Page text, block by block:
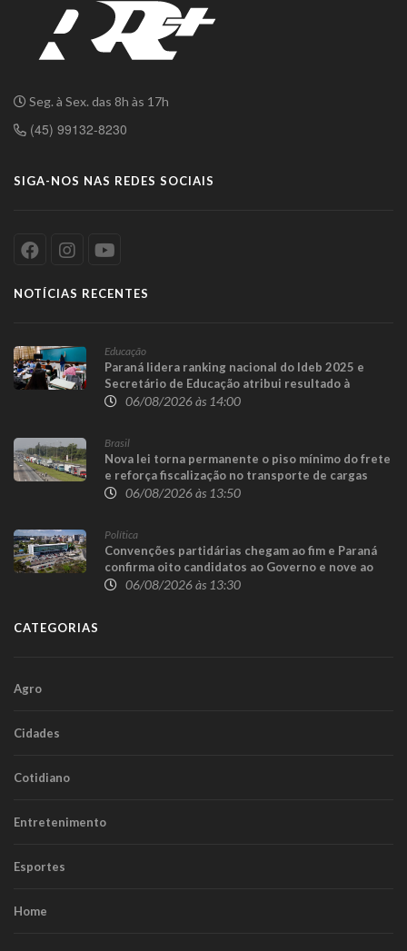
Seg. à Sex. das 8h às 17h
(45) 99132-8230
SIGA-NOS NAS REDES SOCIAIS
NOTÍCIAS RECENTES
Educação
Paraná lidera ranking nacional do Ideb 2025 e
Secretário de Educação atribui resultado à
recomposição e padronização das redes
06/08/2026 às 14:00
Brasil
Nova lei torna permanente o piso mínimo do frete
e reforça fiscalização no transporte de cargas
06/08/2026 às 13:50
Política
Convenções partidárias chegam ao fim e Paraná
confirma oito candidatos ao Governo e nove ao
Senado06/08/2026 às 13:30
CATEGORIAS
Agro
Cidades
Cotidiano
Entretenimento
Esportes
Home